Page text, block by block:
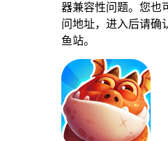
器兼容性问题。您也
问地址，进入后请确
鱼站。